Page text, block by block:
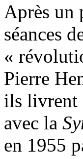
Après un
séances
«
Pierre
ils livrent
avec la
en 1955